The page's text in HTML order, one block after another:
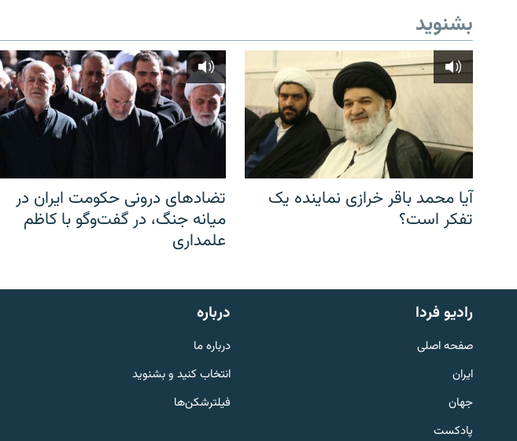
English
به ما بپیوندید
بشنوید
آیا محمد باقر خرازی نماینده یک
تفکر است؟
تضادهای درونی حکومت ایران در
میانه جنگ، در گفت‌‌وگو با کاظم
علمداری
رادیو فردا
صفحه اصلی
ایران
جهان
پادکست
درباره
درباره ما
انتخاب کنید و بشنوید
فیلترشکن‌ها